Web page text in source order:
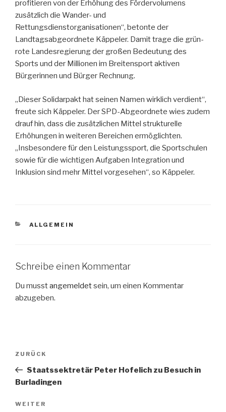
profitieren von der Erhöhung des Fördervolumens
zusätzlich die Wander- und
Rettungsdienstorganisationen“, betonte der
Landtagsabgeordnete Käppeler. Damit trage die grün-
rote Landesregierung der großen Bedeutung des
Sports und der Millionen im Breitensport aktiven
Bürgerinnen und Bürger Rechnung.
„Dieser Solidarpakt hat seinen Namen wirklich verdient“,
freute sich Käppeler. Der SPD-Abgeordnete wies zudem
drauf hin, dass die zusätzlichen Mittel strukturelle
Erhöhungen in weiteren Bereichen ermöglichten.
„Insbesondere für den Leistungssport, die Sportschulen
sowie für die wichtigen Aufgaben Integration und
Inklusion sind mehr Mittel vorgesehen“, so Käppeler.
KATEGORIEN
ALLGEMEIN
Schreibe einen Kommentar
Du musstangemeldetsein, um einen Kommentar
abzugeben.
Beitragsnavigation
Vorheriger
Beitrag
ZURÜCK
Staatssektretär Peter Hofelich zu Besuch in
Burladingen
Nächster
WEITER